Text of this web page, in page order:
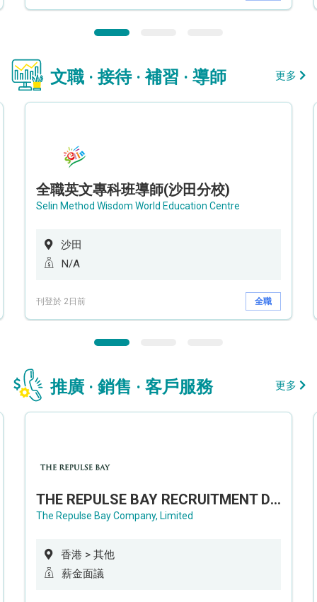
文職 · 接待 · 補習 · 導師 更多
全職英文專科班導師(沙田分校)
Selin Method Wisdom World Education Centre
沙田
N/A
刊登於 2日前 全職
推廣 · 銷售 · 客戶服務 更多
THE REPULSE BAY RECRUITMENT DAY 淺水灣影灣園人才招聘會
The Repulse Bay Company, Limited
香港 > 其他
薪金面議